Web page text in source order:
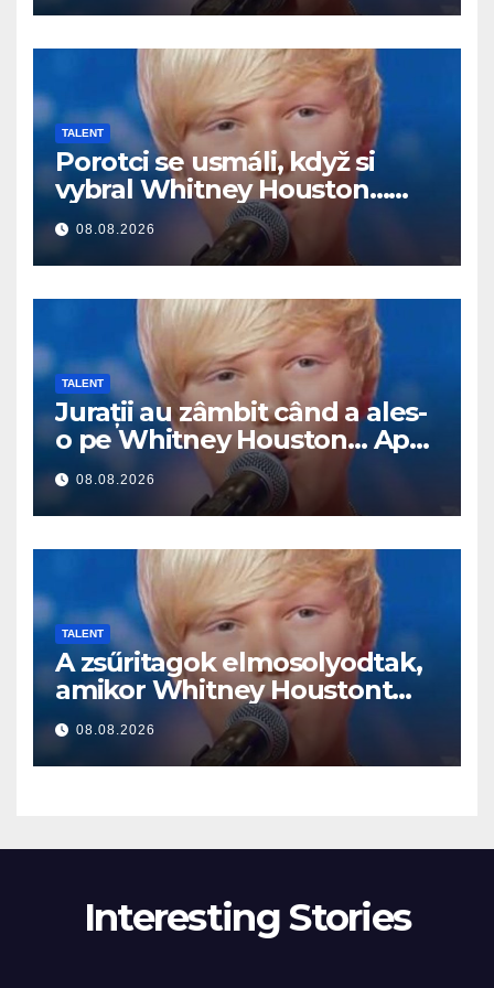
TALENT
Porotci se usmáli, když si
vybral Whitney Houston…
Pak začal zpívat
08.08.2026
TALENT
Jurații au zâmbit când a ales-
o pe Whitney Houston… Apoi
a început să cânte
08.08.2026
TALENT
A zsűritagok elmosolyodtak,
amikor Whitney Houstont
választotta… Aztán énekelni
kezdett
08.08.2026
Interesting Stories